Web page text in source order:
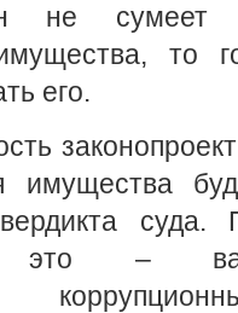
не сумеет
то
его.
имущества
вердикта
это –